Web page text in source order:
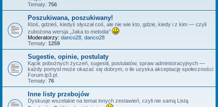
Tematy: 756
Poszukiwana, poszukiwany!
Ktoś, gdzieś, kiedyś słyszał coś, ale nie wie kto, gdzie, kiedy i z kim — czyli
zubożona wersja „Jaka to melodia”
Moderatorzy: danco28 danco28
Tematy: 1259
Sugestie, opinie, postulaty
Kącik pobożnych życzeń, sugestii, postulatów, spraw administracyjnych —
każdy pomysł może okazać się dobrym, o ile uzyska akceptację społeczności
Forum.lp3.pl.
Tematy: 76
Inne listy przebojów
Dyskusje wszelakie na temat innych zestawień, czyli nie samą Listą